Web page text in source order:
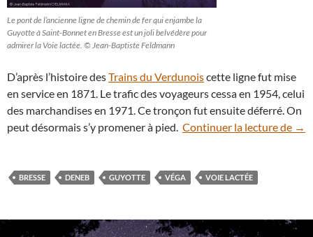
Le pont de l’ancienne ligne de chemin de fer qui enjambe la
Guyotte à Saint-Bonnet en Bresse est un joli belvédère pour
admirer la Voie lactée. © Jean-Baptiste Feldmann
D’après l’histoire desTrains du Verdunoiscette ligne fut mise
en service en 1871. Le trafic des voyageurs cessa en 1954, celui
des marchandises en 1971. Ce tronçon fut ensuite déferré. On
peut désormais s’y promener à pied. Continuer la lecture de →
BRESSE DENEB GUYOTTE VÉGA VOIE LACTÉE